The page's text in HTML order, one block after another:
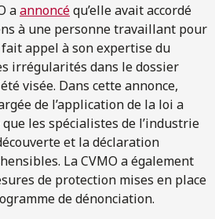
aannoncéqu’elle avait accordé
à une personne travaillant pour
appel à son expertise du
irrégularités dans le dossier
visée. Dans cette annonce,
de l’application de la loi a
les spécialistes de l’industrie
et la déclaration
La CVMO a également
de protection mises en place
de dénonciation.